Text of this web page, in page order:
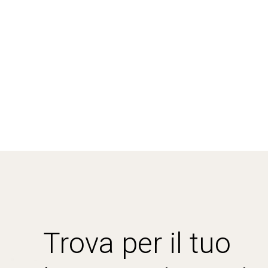
Trova per il tuo